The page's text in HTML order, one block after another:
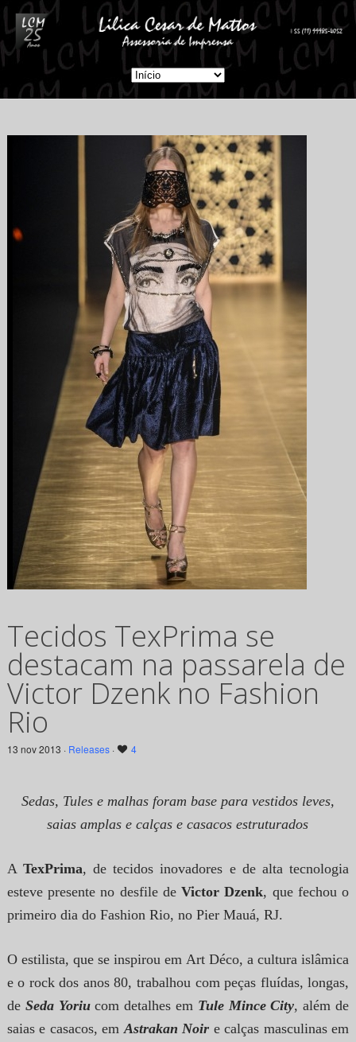
Tecidos TexPrima se
destacam na passarela de
Victor Dzenk no Fashion
Rio
13 nov 2013 · Releases· 4
Sedas, Tules e malhas foram base para vestidos leves,
saias amplas e calças e casacos estruturados
ATexPrima, de tecidos inovadores e de alta tecnologia
esteve presente no desfile deVictor Dzenk, que fechou o
primeiro dia do Fashion Rio, no Pier Mauá, RJ.
O estilista, que se inspirou em Art Déco, a cultura islâmica
e o rock dos anos 80, trabalhou com peças fluídas, longas,
de Seda Yoriucom detalhes em Tule Mince City, além de
saias e casacos, em Astrakan Noir e calças masculinas em